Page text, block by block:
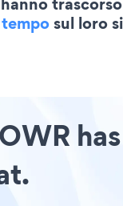
temposul loro